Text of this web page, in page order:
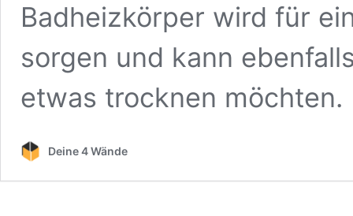
Badheizkörper wird für
sorgen und kann
etwas trocknen
Deine 4 Wände